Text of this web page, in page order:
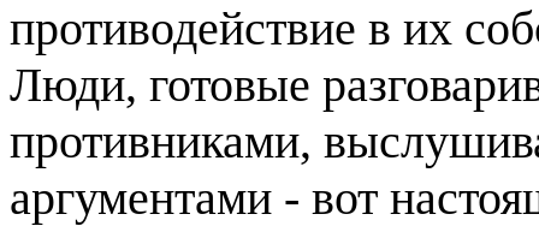
противодействие в их
Люди, готовые
противниками,
аргументами - вот